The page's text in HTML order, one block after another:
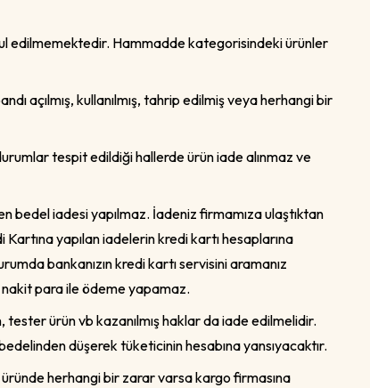
edilmemektedir. Hammadde kategorisindeki ürünler
açılmış, kullanılmış, tahrip edilmiş veya herhangi bir
tespit edildiği hallerde ürün iade alınmaz ve
bedel iadesi yapılmaz. İadeniz firmamıza ulaştıktan
yapılan iadelerin kredi kartı hesaplarına
bankanızın kredi kartı servisini aramanız
nakit para ile ödeme yapamaz.
tester ürün vb kazanılmış haklar da iade edilmelidir.
düşerek tüketicinin hesabına yansıyacaktır.
herhangi bir zarar varsa kargo firmasına